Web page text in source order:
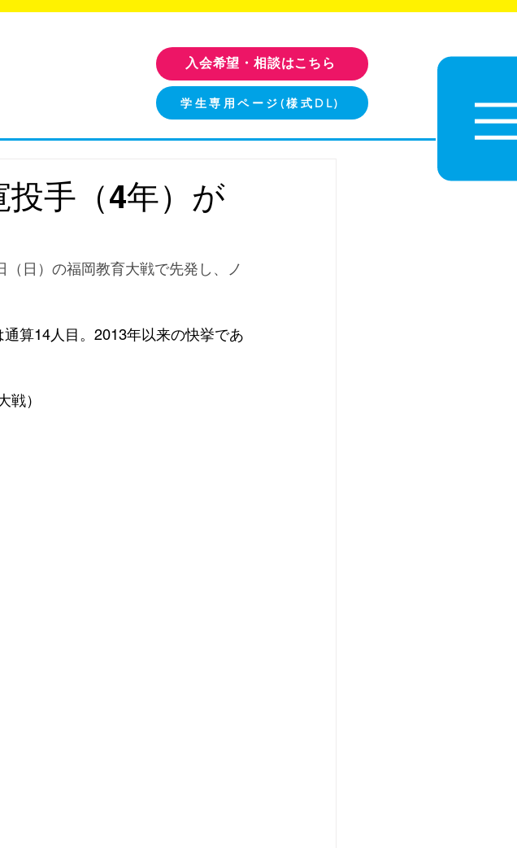
入会希望・相談はこちら
学生専用ページ(様式DL)
投手（4年）が
日）の福岡教育大戦で先発し、ノ
算14人目。2013年以来の快挙であ
戦）